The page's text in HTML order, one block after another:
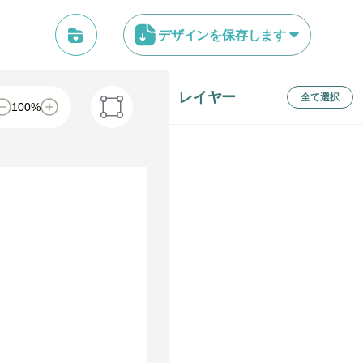
デザインを保存します
100%
レイヤー 全て選択